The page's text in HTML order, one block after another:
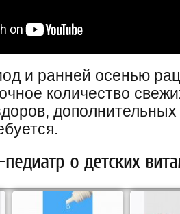
и ранней осенью
количество
дополнительных
о детских